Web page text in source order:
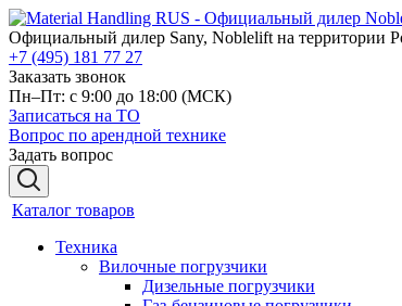
Официальный дилер Sany, Noblelift на территории
+7 (495) 181 77 27
Заказать звонок
Пн–Пт: с 9:00 до 18:00 (МСК)
Записаться на ТО
Вопрос по арендной технике
Задать вопрос
Каталог товаров
Техника
Вилочные погрузчики
Дизельные погрузчики